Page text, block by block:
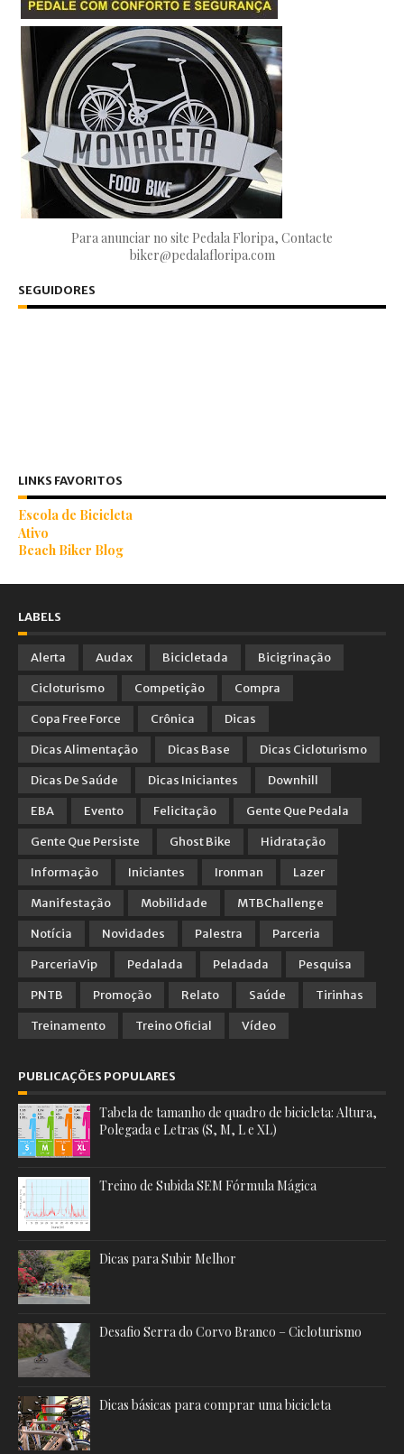
Para anunciar no site Pedala Floripa, Contacte
biker@pedalafloripa.com
SEGUIDORES
LINKS FAVORITOS
Escola de Bicicleta
Ativo
Beach Biker Blog
LABELS
Alerta Audax Bicicletada
Bicigrinação
Cicloturismo
Competição
Compra
Copa Free Force
Crônica
Dicas
Dicas Alimentação
Dicas Base
Dicas Cicloturismo
Dicas De Saúde
Dicas Iniciantes
Downhill
EBA
Evento Felicitação
Gente Que Pedala
Gente Que Persiste
Ghost Bike
Hidratação
Informação
Iniciantes Ironman
Lazer
Manifestação
Mobilidade
MTBChallenge
Notícia
Novidades Palestra
Parceria
ParceriaVip
Pedalada Peladada
Pesquisa
PNTB
Promoção Relato Saúde
Tirinhas
Treinamento
Treino Oficial Vídeo
PUBLICAÇÕES POPULARES
Tabela de tamanho de quadro de bicicleta: Altura,
Polegada e Letras (S, M, L e XL)
Treino de Subida SEM Fórmula Mágica
Dicas para Subir Melhor
Desafio Serra do Corvo Branco – Cicloturismo
Dicas básicas para comprar uma bicicleta